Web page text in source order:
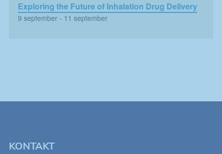
Exploring the Future of Inhalation Drug Delivery
9 september - 11 september
KONTAKT